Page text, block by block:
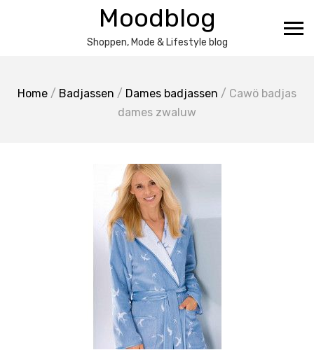
Moodblog
Shoppen, Mode & Lifestyle blog
Home / Badjassen / Dames badjassen / Cawö badjas
dames zwaluw